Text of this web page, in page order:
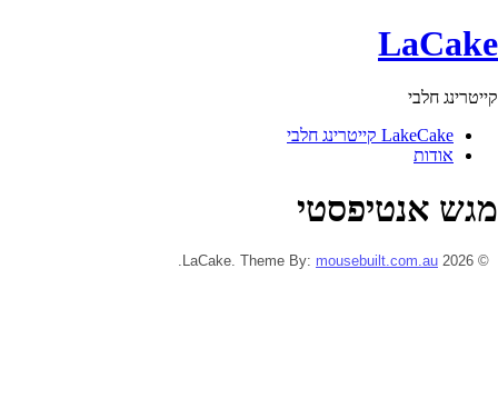
LaCake
קייטרינג חלבי
LakeCake קייטרינג חלבי
אודות
מגש אנטיפסטי
© 2026 LaCake. Theme By:
mousebuilt.com.au